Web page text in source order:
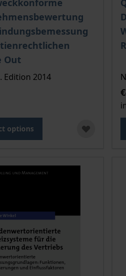
Out
Edition 2014
options